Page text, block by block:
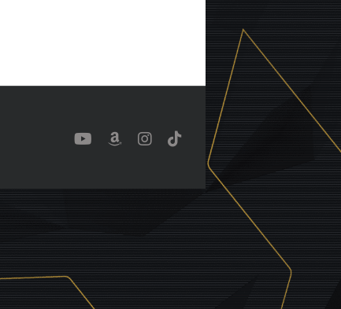
YouTubeBenutzerdefiniert
Instagram
Tiktok